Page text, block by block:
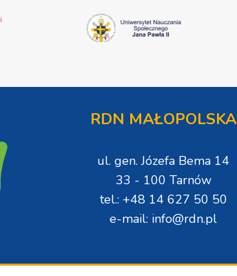
RDN MAŁOPOLSKA
ul. gen. Józefa Bema 14
33 - 100 Tarnów
tel.: +48 14 627 50 50
e-mail: info@rdn.pl